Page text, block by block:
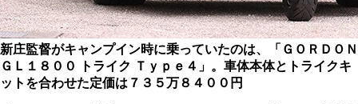
新庄監督がキャンプイン時に乗っていたのは、「ＧＯＲＤＯＮ
ＧＬ１８００ トライク Ｔｙｐｅ４」。車体本体とトライクキ
ットを合わせた定価は７３５万８４００円